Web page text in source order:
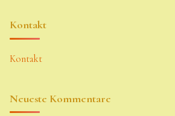
Kontakt
Kontakt
Neueste Kommentare